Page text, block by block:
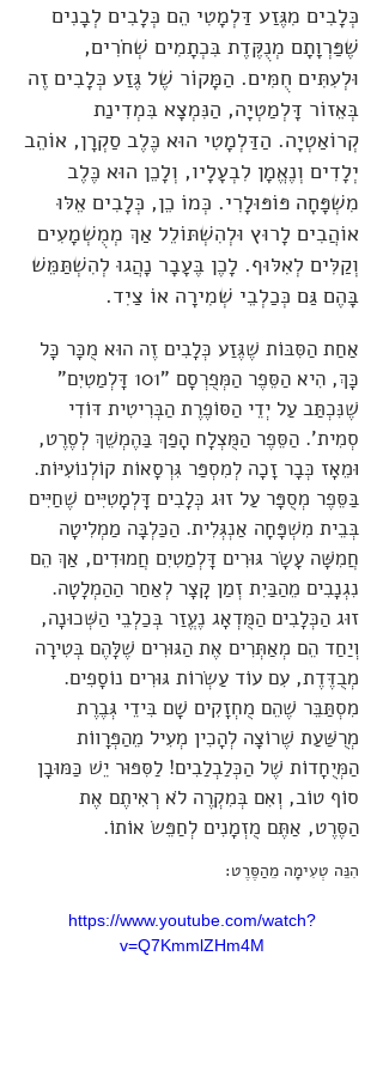
כְּלָבִים מִגֶּזַע דַּלְמָטִי הֵם כְּלָבִים לְבָנִים
שֶׁפַּרְוָתָם מְנֻקֶּדֶת בִּכְתָמִים שְׁחֹרִים,
וּלְעִתִּים חֻמִּים. הַמָּקוֹר שֶׁל גֶּזַע כְּלָבִים זֶה
בְּאֵזוֹר דָּלְמַטְיָה, הַנִּמְצָא בִּמְדִינַת
קְרוֹאַטְיָה. הַדַּלְמָטִי הוּא כֶּלֶב סַקְרָן, אוֹהֵב
יְלָדִים וְנֶאֱמָן לִבְעָלָיו, וְלָכֵן הוּא כֶּלֶב
מִשְׁפָּחָה פּוֹפּוּלָרִי. כְּמוֹ כֵן, כְּלָבִים אֵלּוּ
אוֹהֲבִים לָרוּץ וּלְהִשְׁתּוֹלֵל אַךְ מְמֻשְׁמָעִים
וְקַלִּים לְאִלּוּף. לָכֶן בֶּעָבָר נָהֲגוּ לְהִשְׁתַּמֵּשׁ
בָּהֶם גַּם כְּכַלְבֵי שְׁמִירָה אוֹ צַיִד.
אַחַת הַסִּבּוֹת שֶׁגֶּזַע כְּלָבִים זֶה הוּא מֻכָּר כָּל
כָּךְ, הִיא הַסֵּפֶר הַמְּפֻרְסָם "101 דָּלְמַטִיִם"
שֶׁנִּכְתַּב עַל יְדֵי הַסּוֹפֶרֶת הַבְּרִיטִית דּוֹדִי
סְמִית'. הַסֵּפֶר הַמֻּצְלָח הָפַךְ בַּהֶמְשֵׁךְ לְסֶרֶט,
וּמֵאָז כְּבָר זָכָה לְמִסְפַּר גִּרְסָאוֹת קוֹלְנוֹעִיּוֹת.
בַּסֵּפֶר מְסֻפָּר עַל זוּג כְּלָבִים דָּלְמָטִיִּים שֶׁחַיִּים
בְּבֵית מִשְׁפָּחָה אַנְגְּלִית. הַכַּלְבָּה מַמְלִיטָה
חֲמִשָּׁה עָשָׂר גּוּרִים דָּלְמַטִיִם חֲמוּדִים, אַךְ הֵם
נִגְנָבִים מֵהַבַּיִת זְמַן קָצָר לְאַחַר הַהַמְלָטָה.
זוּג הַכְּלָבִים הַמֻּדְאָג נֶעֱזַר בְּכַלְבֵי הַשְּׁכוּנָה,
וְיַחַד הֵם מְאַתְּרִים אֶת הַגּוּרִים שֶׁלָּהֶם בְּטִירָה
מְבֻדֶּדֶת, עִם עוֹד עַשְׂרוֹת גּוּרִים נוֹסָפִים.
מִסְתַּבֵּר שֶׁהֵם מֻחְזָקִים שָׁם בִּידֵי גְּבֶרֶת
מְרֻשַּׁעַת שֶׁרוֹצָה לְהָכִין מְעִיל מֵהַפְּרָווֹת
הַמְּיֻחָדוֹת שֶׁל הַכְּלַבְלַבִים! לַסִּפּוּר יֵשׁ כַּמּוּבָן
סוֹף טוֹב, וְאִם בְּמִקְרֶה לֹא רְאִיתֶם אֶת
הַסֶּרֶט, אַתֶּם מֻזְמָנִים לְחַפֵּשׂ אוֹתוֹ.
הִנֵּה טְעִימָה מֵהַסֶּרֶט:
https://www.youtube.com/watch?
v=Q7KmmlZHm4M